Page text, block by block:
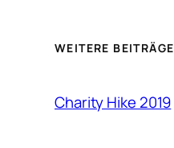
WEITERE BEITRÄGE
Charity Hike 2019